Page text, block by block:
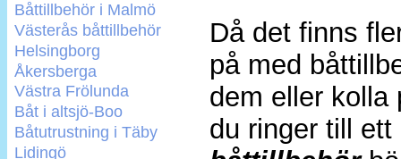
Båttillbehör i Malmö
Västerås båttillbehör
Helsingborg
Åkersberga
Västra Frölunda
Båt i altsjö-Boo
Båtutrustning i Täby
Lidingö
Då det finns
på med
dem eller kolla
du ringer till